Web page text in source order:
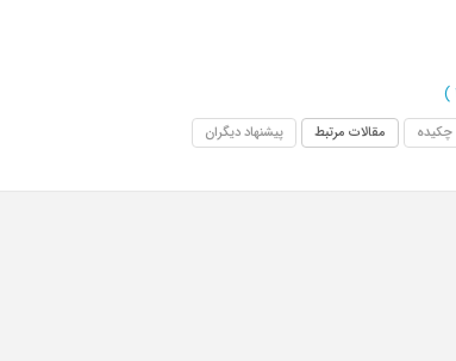
)
چکیده مقالات مرتبط پیشنهاد دیگران